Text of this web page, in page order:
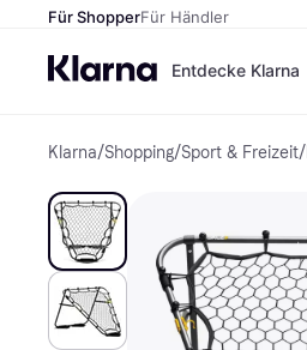
Für ShopperFür Händler
Entdecke Klarna
Klarna/Shopping/Sport & Freizeit/